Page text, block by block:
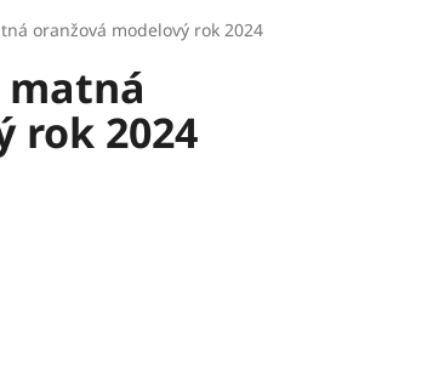
oranžová modelový rok 2024
matná
rok 2024